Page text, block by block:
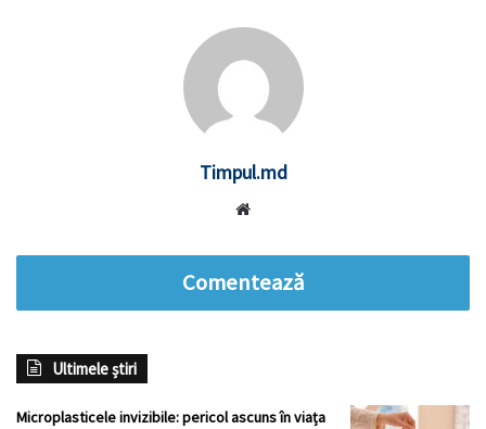
Timpul.md
Comentează
Ultimele știri
Microplasticele invizibile: pericol ascuns în viața